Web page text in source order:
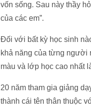
vốn sống. Sau này thầy
của các em”.
Đối với bất kỳ học sinh
khả năng của từng người
màu và lớp học cao nhất
20 năm tham gia giảng
thành cái tên thân thuộc